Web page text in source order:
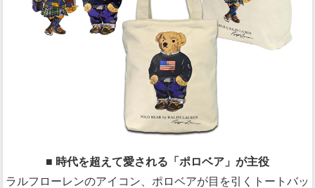
■ 時代を超えて愛される「ポロベア」が主役
ラルフローレンのアイコン、ポロベアが目を引くトートバッ